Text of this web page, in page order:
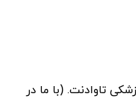
تاوادنت. (با ما در